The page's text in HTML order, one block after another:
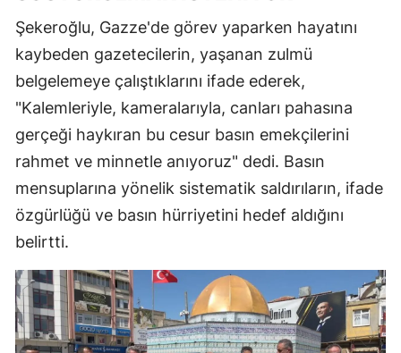
Şekeroğlu, Gazze'de görev yaparken hayatını
kaybeden gazetecilerin, yaşanan zulmü
belgelemeye çalıştıklarını ifade ederek,
"Kalemleriyle, kameralarıyla, canları pahasına
gerçeği haykıran bu cesur basın emekçilerini
rahmet ve minnetle anıyoruz" dedi. Basın
mensuplarına yönelik sistematik saldırıların, ifade
özgürlüğü ve basın hürriyetini hedef aldığını
belirtti.